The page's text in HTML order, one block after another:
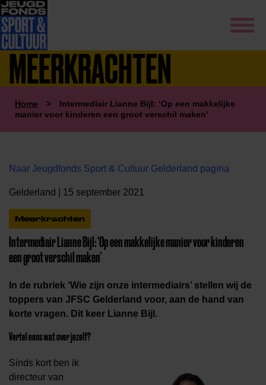
MEERKRACHTEN
Home >
Intermediair Lianne Bijl: ‘Op een makkelijke
manier voor kinderen een groot verschil maken’
Naar Jeugdfonds Sport & Cultuur Gelderland pagina
Gelderland | 15 september 2021
Meerkrachten
Intermediair Lianne Bijl: ‘Op een makkelijke manier voor kinderen
een groot verschil maken’
In de rubriek ‘Wie zijn onze intermediairs’ stellen wij de
toppers van JFSC Gelderland voor, aan de hand van
korte vragen. Dit keer Lianne Bijl.
Vertel eens wat over jezelf?
Sinds kort ben ik
directeur van